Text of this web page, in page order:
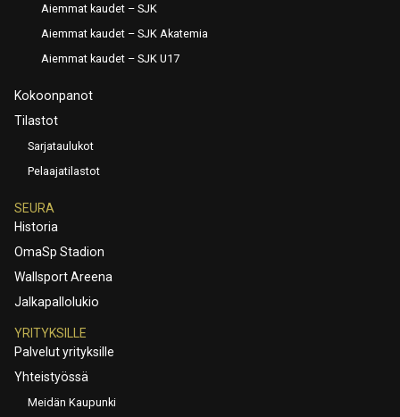
Aiemmat kaudet – SJK
Aiemmat kaudet – SJK Akatemia
Aiemmat kaudet – SJK U17
Kokoonpanot
Tilastot
Sarjataulukot
Pelaajatilastot
SEURA
Historia
OmaSp Stadion
Wallsport Areena
Jalkapallolukio
YRITYKSILLE
Palvelut yrityksille
Yhteistyössä
Meidän Kaupunki